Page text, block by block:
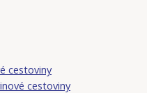
cestoviny
cestoviny